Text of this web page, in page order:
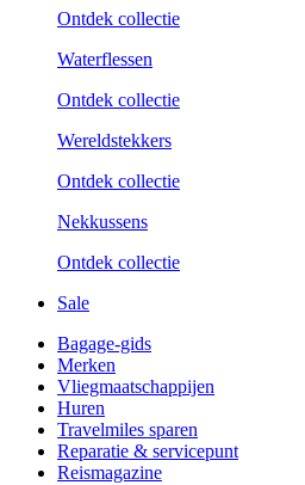
Ontdek collectie
Waterflessen
Ontdek collectie
Wereldstekkers
Ontdek collectie
Nekkussens
Ontdek collectie
Sale
Bagage-gids
Merken
Vliegmaatschappijen
Huren
Travelmiles sparen
Reparatie & servicepunt
Reismagazine